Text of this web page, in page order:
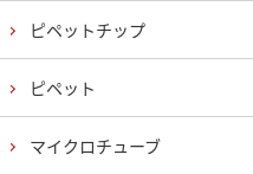
ピペットチップ
ピペット
マイクロチューブ